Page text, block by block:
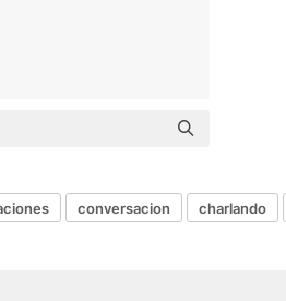
conversacion charlando